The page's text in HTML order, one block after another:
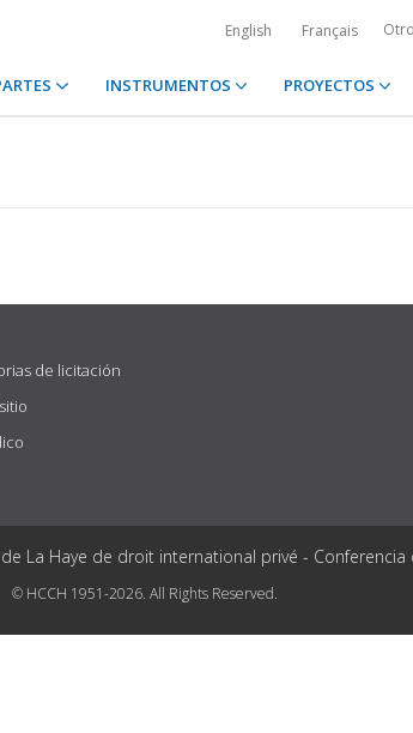
English Français
INSTRUMENTOS PROYECTOS
de licitación
La Haye de droit international privé -
© HCCH 1951-2026. All Rights Reserved.